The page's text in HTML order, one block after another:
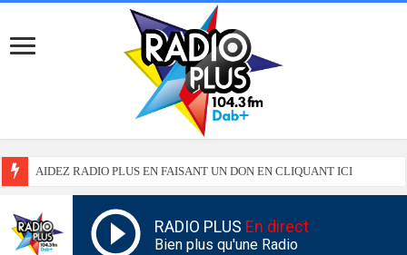
AIDEZ RADIO PLUS EN FAISANT UN DON EN CLIQUANT ICI
RADIO PLUS En direct
Bien plus qu'une Radio